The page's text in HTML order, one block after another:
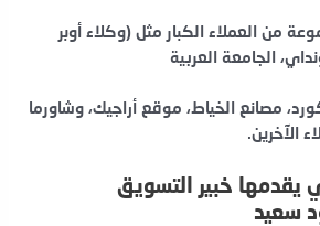
من العملاء الكبار مثل (وكلاء أوبر
الجامعة العربية
مصانع الخياط، موقع أراجيك، وشاورما
الآخرين.
يقدمها خبير التسويق
سعيد